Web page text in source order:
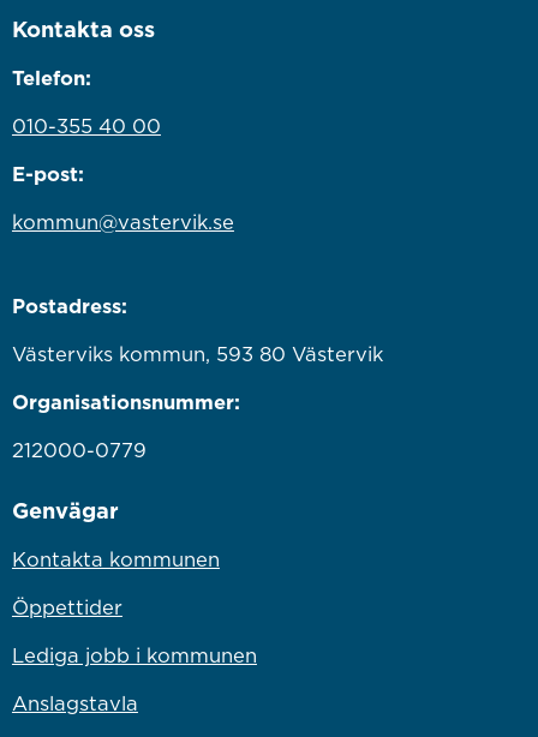
Kontakta oss
Telefon:
010-355 40 00
E-post:
kommun@vastervik.se
Postadress:
Västerviks kommun, 593 80 Västervik
Organisationsnummer:
212000-0779
Genvägar
Kontakta kommunen
Öppettider
Lediga jobb i kommunen
Anslagstavla